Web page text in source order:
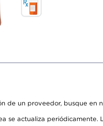
de un proveedor, busque en
se actualiza